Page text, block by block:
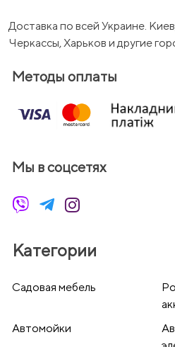
Доставка по всей Украине.
Черкассы, Харьков и другие
Методы оплаты
Мы в соцсетях
Категории
Cадовая мебель
Автомойки